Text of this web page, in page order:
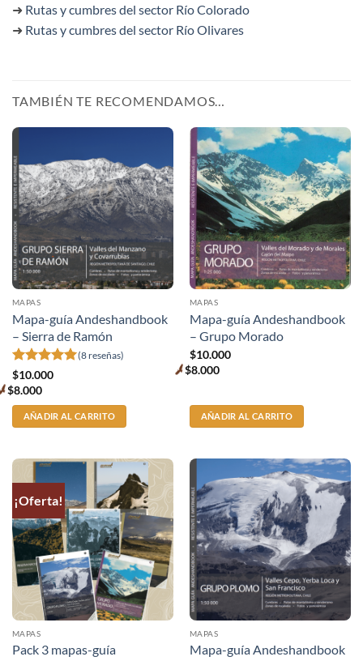
➜ Rutas y cumbres del sector Río Colorado
➜ Rutas y cumbres del sector Río Olivares
TAMBIÉN TE RECOMENDAMOS…
MAPAS
Mapa-guía Andeshandbook
– Sierra de Ramón
Valorado
con5
(8 reseñas)
$10.000
Premium
price
$8.000
AÑADIR AL CARRITO
MAPAS
Mapa-guía Andeshandbook
– Grupo Morado
$10.000
Premium
$8.000
AÑADIR AL CARRITO
¡Oferta!
MAPAS
Pack 3 mapas-guía
MAPAS
Mapa-guía Andeshandbook